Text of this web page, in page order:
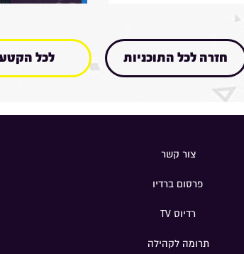
חזרה לכל התוכניות לכל
צור קשר
פרסום ברדיו
רדיוס TV
תרומה לקהילה